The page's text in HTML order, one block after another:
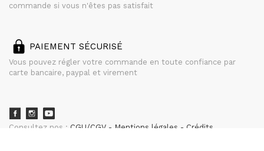
commande si vous n'êtes pas satisfait
PAIEMENT SÉCURISÉ
Vous pouvez régler votre commande en toute confiance par
carte bancaire, paypal et virement
Consultez nos : CGU/CGV Mentions légales
Crédits